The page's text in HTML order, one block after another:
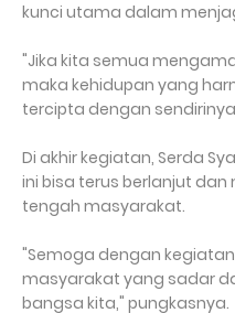
kunci utama dalam
"Jika kita semua
maka kehidupan yang
tercipta dengan
Di akhir kegiatan, Serda
ini bisa terus berlanjut
tengah masyarakat.
"Semoga dengan
masyarakat yang sadar
bangsa kita," pungkasnya.